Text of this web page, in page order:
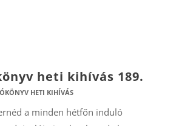
heti kihívás 189.
HETI KIHÍVÁS
a minden hétfőn induló